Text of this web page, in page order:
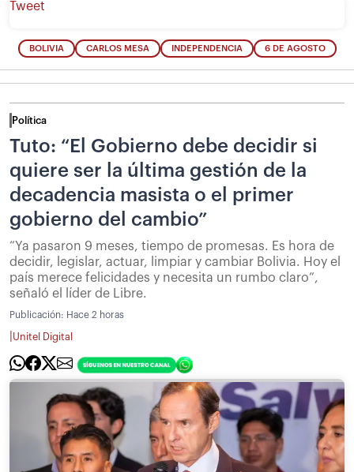
Tweet
BOLIVIA CARLOS MESA INDEPENDENCIA 6 DE AGOSTO
Política
Tuto: “El Gobierno debe decidir si
quiere ser la última gestión de la
decadencia masista o el primer
gobierno del cambio”
“Ya pasaron 9 meses, tiempo de promesas. Es hora de
decidir, legislar, actuar, limpiar y cambiar Bolivia. Hoy el
país merece felicidades y necesita un rumbo claro”,
señaló el líder de Libre.
Publicación: Hace 2 horas
Unitel Digital